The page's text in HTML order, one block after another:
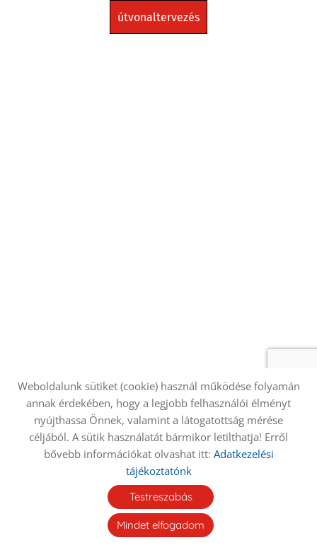
útvonaltervezés
© 2026 - Minden jog fenntartva
Oldal információk
Adatkezelési tájékoztató
Impresszum
Sütik kezelése
Mindet elfogadom
Testreszabás
Weboldalunk sütiket (cookie) használ működése folyamán
annak érdekében, hogy a legjobb felhasználói élményt
nyújthassa Önnek, valamint a látogatottság mérése
céljából. A sütik használatát bármikor letilthatja! Erről
bővebb információkat olvashat itt: Adatkezelési
tájékoztatónk
KERESÉS AZ OLDAL TARTALMÁBAN